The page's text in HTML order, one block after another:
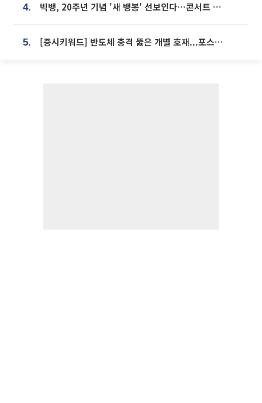
4. 빅뱅, 20주년 기념 '새 뱅봉' 선보인다⋯콘서트 앞두고 팝업 개최
5. [증시키워드] 반도체 충격 뚫은 개별 호재...포스코퓨처엠·에코프로·한화솔루션 '눈길'